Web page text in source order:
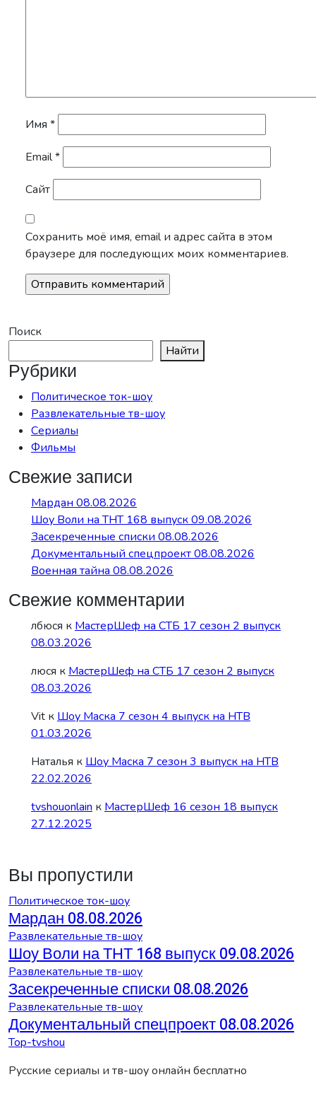
Имя *
Email*
Сайт
Сохранить моё имя, email и адрес сайта в этом
браузере для последующих моих комментариев.
Поиск
Найти
Рубрики
Политическое ток-шоу
Развлекательные тв-шоу
Сериалы
Фильмы
Свежие записи
Мардан 08.08.2026
Шоу Воли на ТНТ 168 выпуск 09.08.2026
Засекреченные списки 08.08.2026
Документальный спецпроект 08.08.2026
Военная тайна 08.08.2026
Свежие комментарии
лбюся к МастерШеф на СТБ 17 сезон 2 выпуск
08.03.2026
люся к МастерШеф на СТБ 17 сезон 2 выпуск
08.03.2026
Vit к Шоу Маска 7 сезон 4 выпуск на НТВ
01.03.2026
Наталья к Шоу Маска 7 сезон 3 выпуск на НТВ
22.02.2026
tvshouonlain к МастерШеф 16 сезон 18 выпуск
27.12.2025
Вы пропустили
Политическое ток-шоу
Мардан 08.08.2026
Развлекательные тв-шоу
Шоу Воли на ТНТ 168 выпуск 09.08.2026
Развлекательные тв-шоу
Засекреченные списки 08.08.2026
Развлекательные тв-шоу
Документальный спецпроект 08.08.2026
Top-tvshou
Русские сериалы и тв-шоу онлайн бесплатно